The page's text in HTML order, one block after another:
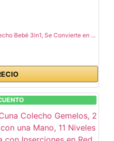
Bebé 3in1, Se Convierte en ...